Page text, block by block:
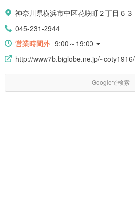
神奈川県横浜市中区花咲町２丁目６３
045-231-2944
営業時間外 9:00～19:00
http://www7b.biglobe.ne.jp/~coty1916/
Googleで検索